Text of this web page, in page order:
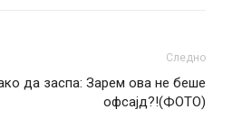
Следно
да заспа: Зарем ова не беше
офсајд?!(ФОТО)